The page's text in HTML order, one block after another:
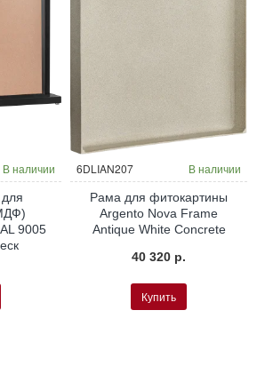
В наличии
9005
6DLIAN207 В наличии
Рама для фитокартины
Argento Nova Frame
Antique White Concrete
40 320 р.
Купить